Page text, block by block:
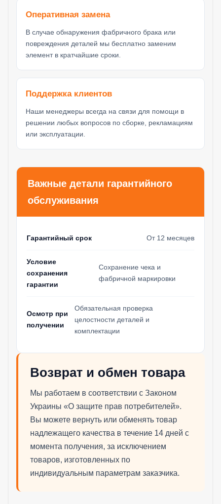
Оперативная замена
В случае обнаружения фабричного брака или
повреждения деталей мы бесплатно заменим
элемент в кратчайшие сроки.
Поддержка клиентов
Наши менеджеры всегда на связи для помощи в
решении любых вопросов по сборке, рекламациям
или эксплуатации.
Важные детали гарантийного
обслуживания
Гарантийный срок От 12 месяцев
Условие
сохранения
гарантии
Сохранение чека и
фабричной маркировки
Осмотр при
получении
Обязательная проверка
целостности деталей и
комплектации
Возврат и обмен товара
Мы работаем в соответствии с Законом
Украины «О защите прав потребителей».
Вы можете вернуть или обменять товар
надлежащего качества в течение 14 дней с
момента получения, за исключением
товаров, изготовленных по
индивидуальным параметрам заказчика.